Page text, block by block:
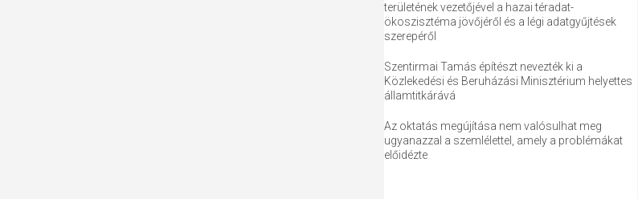
területének vezetőjével a hazai téradat-
ökoszisztéma jövőjéről és a légi adatgyűjtések
szerepéről
Szentirmai Tamás építészt nevezték ki a
Közlekedési és Beruházási Minisztérium helyettes
államtitkárává
Az oktatás megújítása nem valósulhat meg
ugyanazzal a szemlélettel, amely a problémákat
előidézte